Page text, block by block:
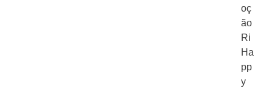
oç
ão
Ri
Ha
pp
y